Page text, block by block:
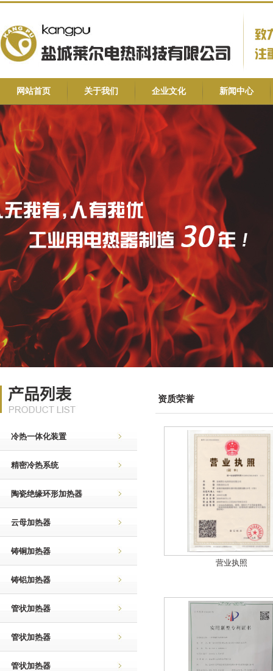
网站首页 关于我们 企业文化 新闻中心
冷热一体化装置
精密冷热系统
陶瓷绝缘环形加热器
云母加热器
铸铜加热器
铸铝加热器
管状加热器
管状加热器
管状加热器
资质荣誉
营业执照